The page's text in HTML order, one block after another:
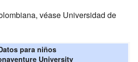
véase Universidad de
para niños
University